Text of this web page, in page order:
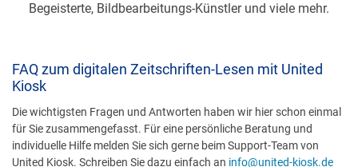
Begeisterte, Bildbearbeitungs-Künstler und viele mehr.
FAQ zum digitalen Zeitschriften-Lesen mit United
Kiosk
Die wichtigsten Fragen und Antworten haben wir hier schon einmal
für Sie zusammengefasst. Für eine persönliche Beratung und
individuelle Hilfe melden Sie sich gerne beim Support-Team von
United Kiosk. Schreiben Sie dazu einfach an info@united-kiosk.de